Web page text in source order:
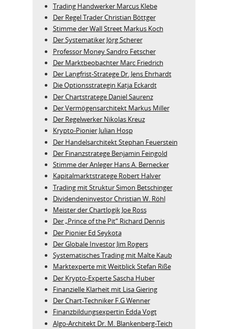
Trading Handwerker Marcus Klebe
Der Regel Trader Christian Böttger
Stimme der Wall Street Markus Koch
Der Systematiker Jörg Scherer
Professor Money Sandro Fetscher
Der Marktbeobachter Marc Friedrich
Der Langfrist-Stratege Dr. Jens Ehrhardt
Die Optionsstrategin Katja Eckardt
Der Chartstratege Daniel Saurenz
Der Vermögensarchitekt Markus Miller
Der Regelwerker Nikolas Kreuz
Krypto-Pionier Julian Hosp
Der Handelsarchitekt Stephan Feuerstein
Der Finanzstratege Benjamin Feingold
Stimme der Anleger Hans A. Bernecker
Kapitalmarktstratege Robert Halver
Trading mit Struktur Simon Betschinger
Dividendeninvestor Christian W. Röhl
Meister der Chartlogik Joe Ross
Der „Prince of the Pit“ Richard Dennis
Der Pionier Ed Seykota
Der Globale Investor Jim Rogers
Systematisches Trading mit Malte Kaub
Marktexperte mit Weitblick Stefan Riße
Der Krypto-Experte Sascha Huber
Finanzielle Klarheit mit Lisa Giering
Der Chart-Techniker F.G Wenner
Finanzbildungsexpertin Edda Vogt
Algo‑Architekt Dr. M. Blankenberg‑Teich